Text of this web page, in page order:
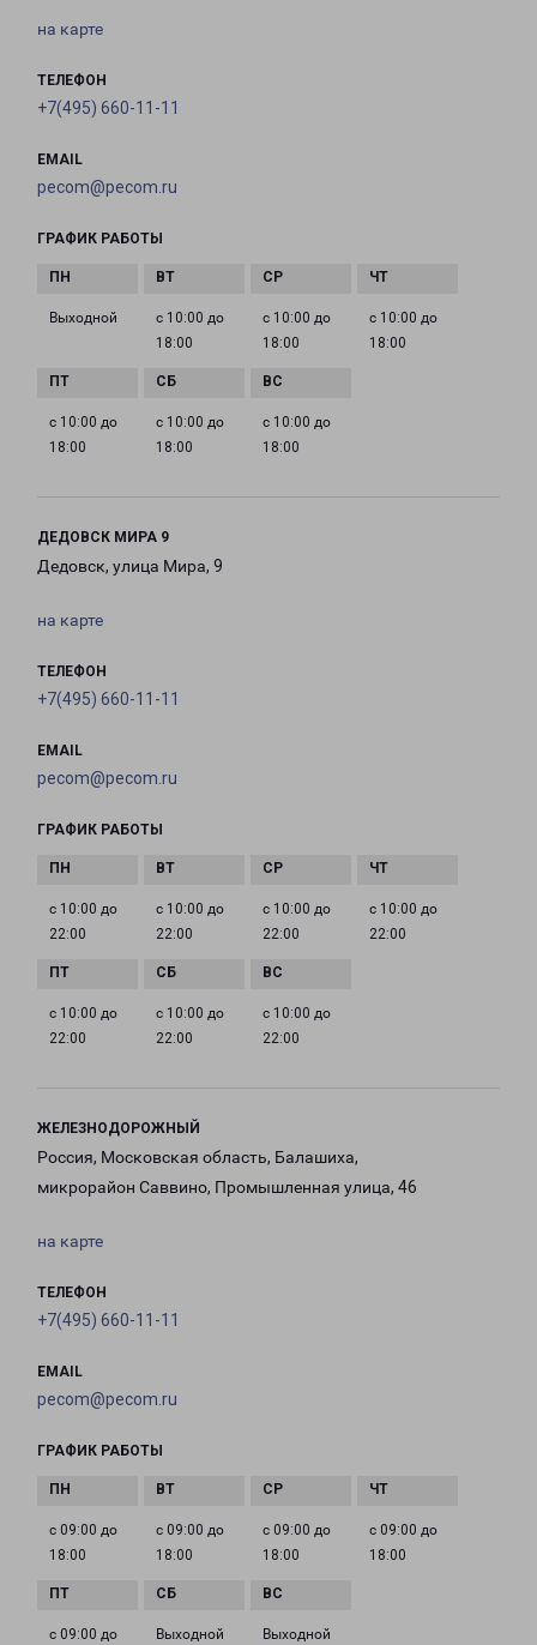
на карте
ТЕЛЕФОН
+7(495) 660-11-11
EMAIL
pecom@pecom.ru
ГРАФИК РАБОТЫ
Выходной
с 10:00 до
18:00
с 10:00 до
18:00
с 10:00 до
18:00
с 10:00 до
18:00
с 10:00 до
18:00
с 10:00 до
18:00
ДЕДОВСК МИРА 9
Дедовск, улица Мира, 9
на карте
ТЕЛЕФОН
+7(495) 660-11-11
EMAIL
pecom@pecom.ru
ГРАФИК РАБОТЫ
с 10:00 до
22:00
с 10:00 до
22:00
с 10:00 до
22:00
с 10:00 до
22:00
с 10:00 до
22:00
с 10:00 до
22:00
с 10:00 до
22:00
ЖЕЛЕЗНОДОРОЖНЫЙ
Россия, Московская область, Балашиха,
микрорайон Саввино, Промышленная улица, 46
на карте
ТЕЛЕФОН
+7(495) 660-11-11
EMAIL
pecom@pecom.ru
ГРАФИК РАБОТЫ
с 09:00 до
18:00
с 09:00 до
18:00
с 09:00 до
18:00
с 09:00 до
18:00
с 09:00 до
Выходной Выходной